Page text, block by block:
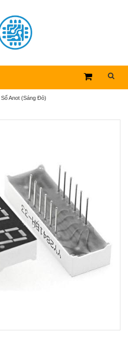
Anot (Sáng Đỏ)